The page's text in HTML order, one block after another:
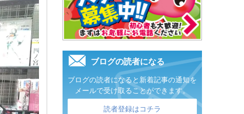
ブログの読者になる
ブログの読者になると新着記事の通知を
メールで受け取ることができます。
読者登録はコチラ